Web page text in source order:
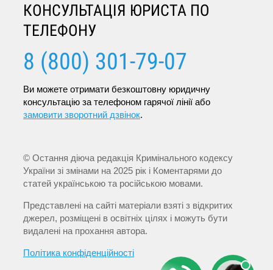
КОНСУЛЬТАЦІЯ ЮРИСТА ПО
ТЕЛЕФОНУ
8 (800) 301-79-07
Ви можете отримати безкоштовну юридичну
консультацію за телефоном гарячої лінії або
замовити зворотний дзвінок.
© Остання діюча редакція Кримінального кодексу
України зі змінами на 2025 рік і Коментарями до
статей українською та російською мовами.
Представлені на сайті матеріали взяті з відкритих
джерел, розміщені в освітніх цілях і можуть бути
видалені на прохання автора.
Політика конфіденційності